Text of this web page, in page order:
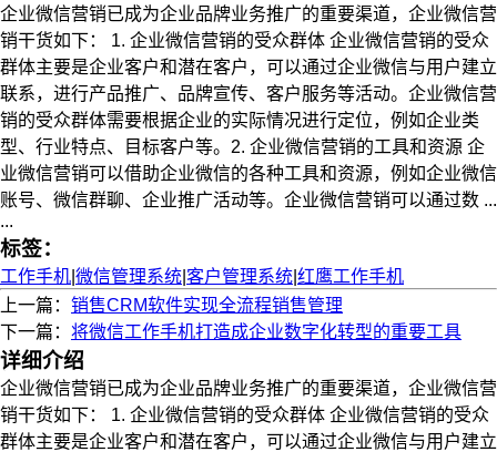
企业微信营销已成为企业品牌业务推广的重要渠道，企业微信营
销干货如下： 1. 企业微信营销的受众群体 企业微信营销的受众
群体主要是企业客户和潜在客户，可以通过企业微信与用户建立
联系，进行产品推广、品牌宣传、客户服务等活动。企业微信营
销的受众群体需要根据企业的实际情况进行定位，例如企业类
型、行业特点、目标客户等。2. 企业微信营销的工具和资源 企
业微信营销可以借助企业微信的各种工具和资源，例如企业微信
账号、微信群聊、企业推广活动等。企业微信营销可以通过数 ...
...
标签：
工作手机 微信管理系统 客户管理系统 红鹰工作手机
上一篇： 销售CRM软件实现全流程销售管理
下一篇： 将微信工作手机打造成企业数字化转型的重要工具
详细介绍
企业微信营销已成为企业品牌业务推广的重要渠道，企业微信营
销干货如下： 1. 企业微信营销的受众群体 企业微信营销的受众
群体主要是企业客户和潜在客户，可以通过企业微信与用户建立